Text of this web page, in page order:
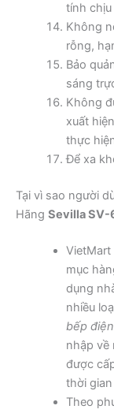
tính
Không
rỗng,
Bảo
sáng
Không
xuất
thực
Để xa
Tại vì sao người
Hãng Sevilla SV-
VietMart
mục
dụng
nhiều
bếp
nhập về
được
thời
Theo